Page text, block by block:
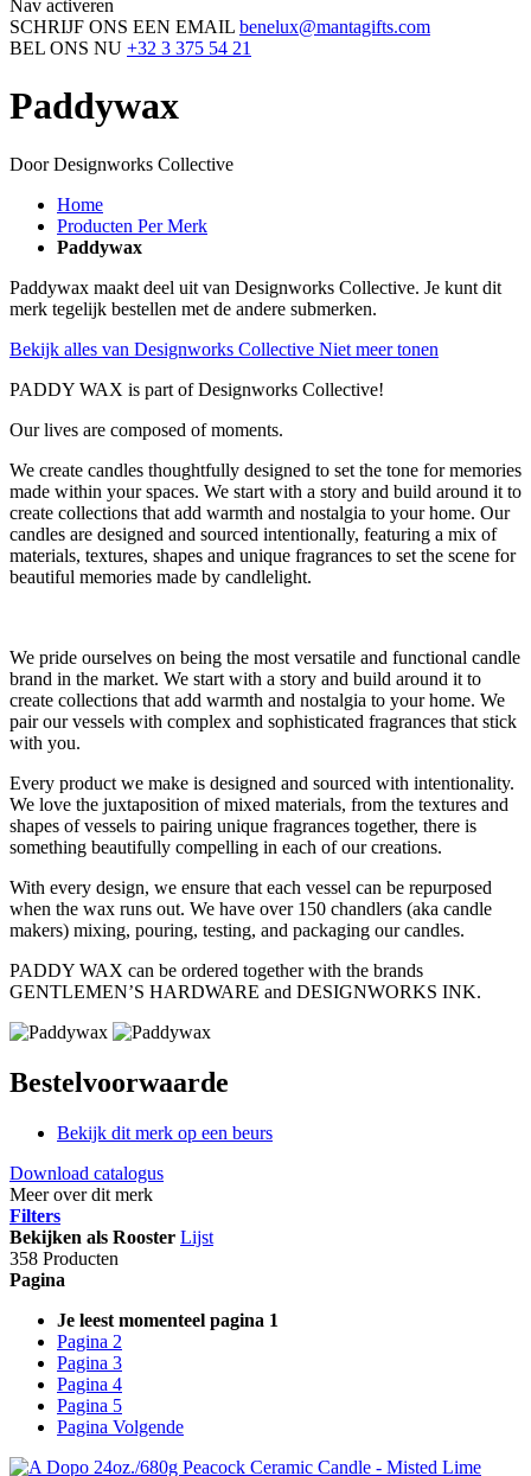
Nav activeren
SCHRIJF ONS EEN EMAIL benelux@mantagifts.com
BEL ONS NU +32 3 375 54 21
Paddywax
Door Designworks Collective
Home
Producten Per Merk
Paddywax
Paddywax maakt deel uit van Designworks Collective. Je kunt dit
merk tegelijk bestellen met de andere submerken.
Bekijk alles van Designworks Collective Niet meer tonen
PADDY WAX is part of Designworks Collective!
Our lives are composed of moments.
We create candles thoughtfully designed to set the tone for memories
made within your spaces. We start with a story and build around it to
create collections that add warmth and nostalgia to your home. Our
candles are designed and sourced intentionally, featuring a mix of
materials, textures, shapes and unique fragrances to set the scene for
beautiful memories made by candlelight.
We pride ourselves on being the most versatile and functional candle
brand in the market. We start with a story and build around it to
create collections that add warmth and nostalgia to your home. We
pair our vessels with complex and sophisticated fragrances that stick
with you.
Every product we make is designed and sourced with intentionality.
We love the juxtaposition of mixed materials, from the textures and
shapes of vessels to pairing unique fragrances together, there is
something beautifully compelling in each of our creations.
With every design, we ensure that each vessel can be repurposed
when the wax runs out. We have over 150 chandlers (aka candle
makers) mixing, pouring, testing, and packaging our candles.
PADDY WAX can be ordered together with the brands
GENTLEMEN’S HARDWARE and DESIGNWORKS INK.
Bestelvoorwaarde
Bekijk dit merk op een beurs
Download catalogus
Meer over dit merk
Filters
Bekijken als Rooster Lijst
358 Producten
Pagina
Je leest momenteel pagina 1
Pagina 2
Pagina 3
Pagina 4
Pagina 5
Pagina Volgende